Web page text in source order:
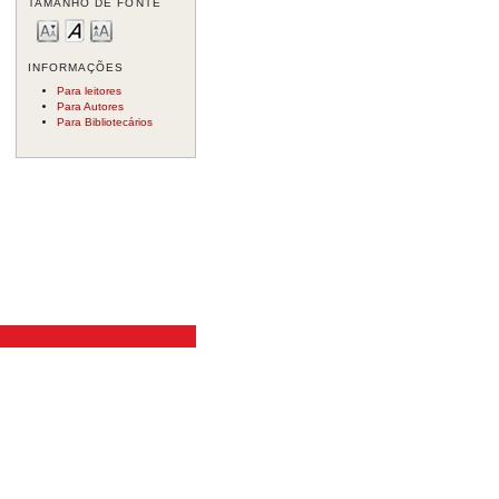
INFORMAÇÕES
Para leitores
Para Autores
Para Bibliotecários